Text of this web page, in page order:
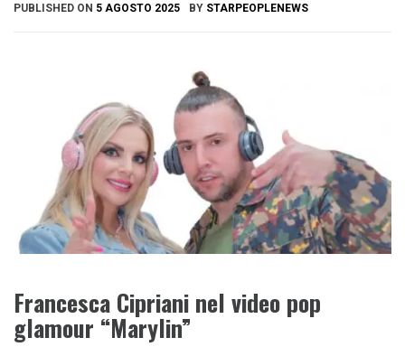
PUBLISHED ON 5 AGOSTO 2025 BY STARPEOPLENEWS
Francesca Cipriani nel video pop
glamour “Marylin”